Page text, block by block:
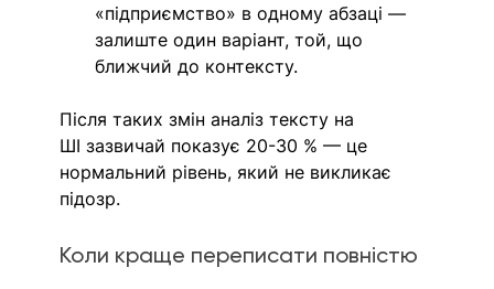
«підприємство» в одному абзаці —
залиште один варіант, той, що
ближчий до контексту.
Після таких змін аналіз тексту на
ШІ зазвичай показує 20-30 % — це
нормальний рівень, який не викликає
підозр.
Коли краще переписати повністю